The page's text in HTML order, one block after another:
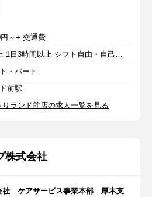
～+ 交通費
週2日以上 1日3時間以上 シフト自由・自己申告
・パート
前駅
ランド前店の求人一覧を見る
株式会社
社 ケアサービス事業本部 厚木支